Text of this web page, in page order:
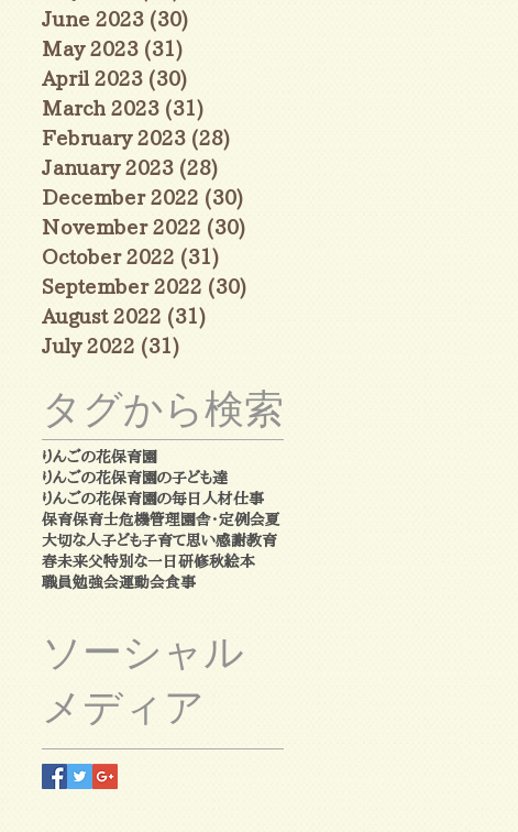
June 2023 (30)
May 2023 (31)
April 2023 (30)
March 2023 (31)
February 2023 (28)
January 2023 (28)
December 2022 (30)
November 2022 (30)
October 2022 (31)
September 2022 (30)
August 2022 (31)
July 2022 (31)
タグから検索
りんごの花保育園
りんごの花保育園の子ども達
りんごの花保育園の毎日 人材仕事
保育保育士危機管理園舎・定例会夏
大切な人子ども子育て思い感謝教育
春未来父特別な一日研修秋絵本
職員勉強会運動会食事
ソーシャル
メディア